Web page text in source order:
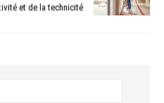
et de la technicité